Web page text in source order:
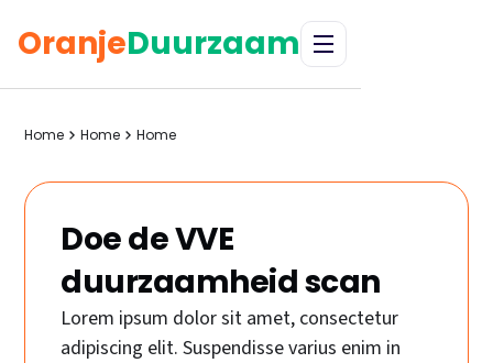
OranjeDuurzaam
Home Home Home
Doe de VVE
duurzaamheid scan
Lorem ipsum dolor sit amet, consectetur
adipiscing elit. Suspendisse varius enim in